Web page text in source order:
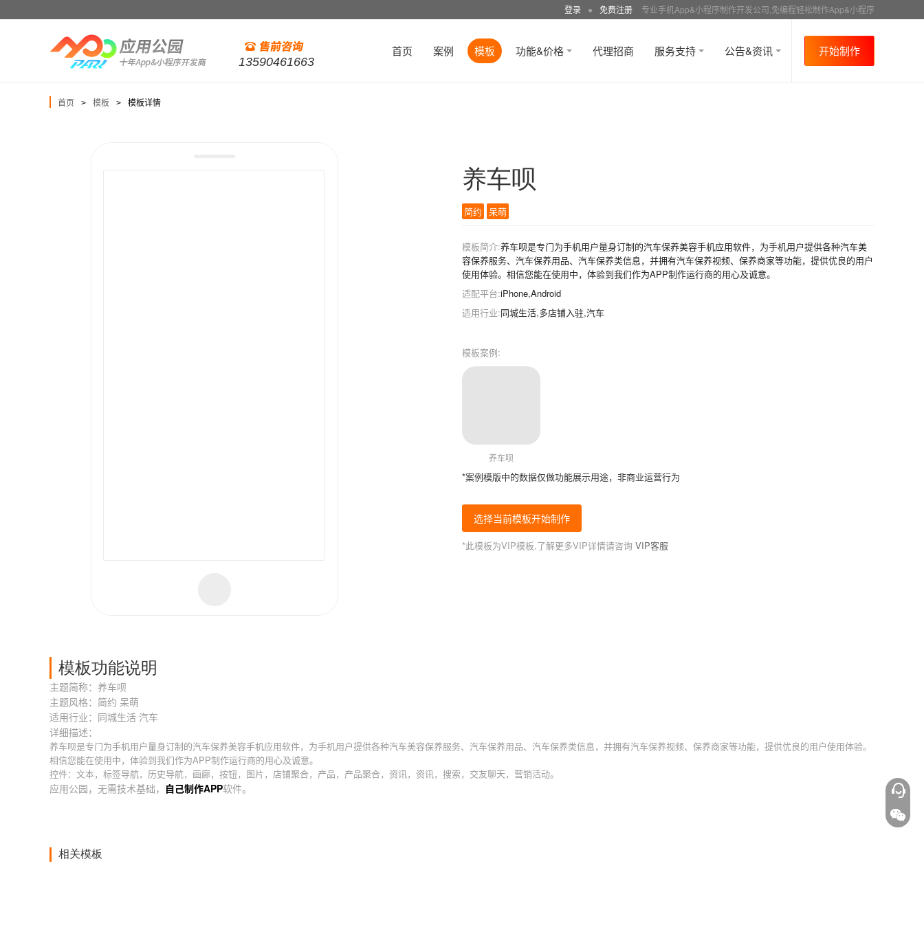
登录 ● 免费注册 专业手机App&小程序制作开发公司,免编程轻松制作App&小程序
13590461663
首页 案例 模板 功能&价格 代理招商 服务支持 公告&资讯 开始制作
首页 > 模板 > 模板详情
养车呗
简约 呆萌
模板简介:养车呗是专门为手机用户量身订制的汽车保养美容手机应用软件，为手机用户提供各种汽车美
容保养服务、汽车保养用品、汽车保养类信息，并拥有汽车保养视频、保养商家等功能，提供优良的用户
使用体验。相信您能在使用中，体验到我们作为APP制作运行商的用心及诚意。
适配平台:iPhone,Android
适用行业:同城生活,多店铺入驻,汽车
模板案例:
养车呗
*案例模版中的数据仅做功能展示用途，非商业运营行为
选择当前模板开始制作
*此模板为VIP模板,了解更多VIP详情请咨询 VIP客服
模板功能说明
主题简称：养车呗
主题风格：简约 呆萌
适用行业：同城生活 汽车
详细描述：
养车呗是专门为手机用户量身订制的汽车保养美容手机应用软件，为手机用户提供各种汽车美容保养服务、汽车保养用品、汽车保养类信息，并拥有汽车保养视频、保养商家等功能，提供优良的用户使用体验。
相信您能在使用中，体验到我们作为APP制作运行商的用心及诚意。
控件：文本，标签导航，历史导航，画廊，按钮，图片，店铺聚合，产品，产品聚合，资讯，资讯，搜索，交友聊天，营销活动。
应用公园，无需技术基础， 自己制作APP软件。
相关模板